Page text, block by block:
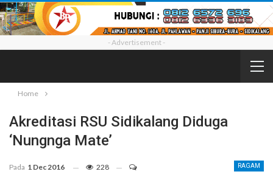
- Advertisement -
Home
Akreditasi RSU Sidikalang Diduga
‘Nungnga Mate’
RAGAM
Pada 1 Dec 2016 228